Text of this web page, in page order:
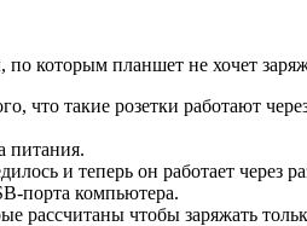
которым планшет не хочет
такие розетки работают
питания.
и теперь он работает через
порта компьютера.
рассчитаны чтобы заряжать